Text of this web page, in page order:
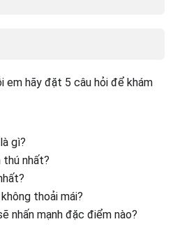
em hãy đặt 5 câu hỏi để khám
gì?
thú nhất?
thoải mái?
nhấn mạnh đặc điểm nào?